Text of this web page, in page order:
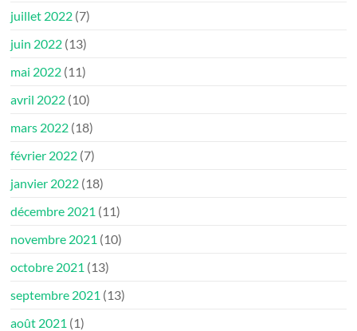
juillet 2022 (7)
juin 2022 (13)
mai 2022 (11)
avril 2022 (10)
mars 2022 (18)
février 2022 (7)
janvier 2022 (18)
décembre 2021 (11)
novembre 2021 (10)
octobre 2021 (13)
septembre 2021 (13)
août 2021 (1)